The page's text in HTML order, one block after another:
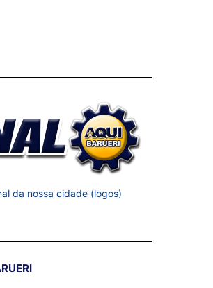
da nossa cidade (logos)